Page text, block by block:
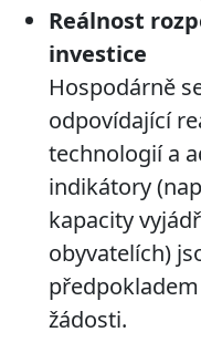
Reálnost
investice
Hospodárně
odpovídající
technologií a
indikátory
kapacity
obyvatelích)
žádosti.